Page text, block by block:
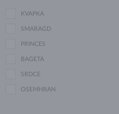
KVAPKA
SMARAGD
PRINCES
BAGETA
SRDCE
OSEMHRAN